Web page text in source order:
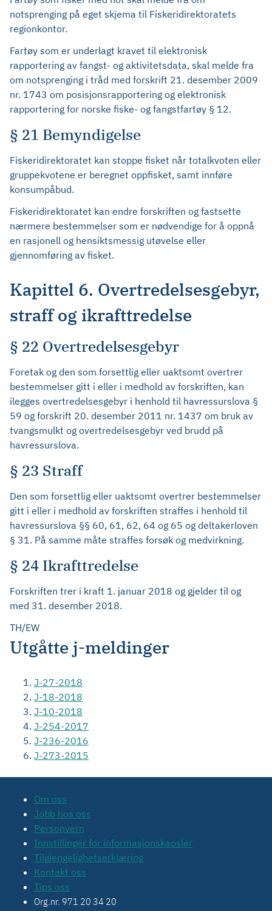
notsprenging på eget skjema til Fiskeridirektoratets
regionkontor.
Fartøy som er underlagt kravet til elektronisk
rapportering av fangst- og aktivitetsdata, skal melde fra
om notsprenging i tråd med forskrift 21. desember 2009
nr. 1743 om posisjonsrapportering og elektronisk
rapportering for norske fiske- og fangstfartøy § 12.
§ 21 Bemyndigelse
Fiskeridirektoratet kan stoppe fisket når totalkvoten eller
gruppekvotene er beregnet oppfisket, samt innføre
konsumpåbud.
Fiskeridirektoratet kan endre forskriften og fastsette
nærmere bestemmelser som er nødvendige for å oppnå
en rasjonell og hensiktsmessig utøvelse eller
gjennomføring av fisket.
Kapittel 6. Overtredelsesgebyr,
straff og ikrafttredelse
§ 22 Overtredelsesgebyr
Foretak og den som forsettlig eller uaktsomt overtrer
bestemmelser gitt i eller i medhold av forskriften, kan
ilegges overtredelsesgebyr i henhold til havressurslova §
59 og forskrift 20. desember 2011 nr. 1437 om bruk av
tvangsmulkt og overtredelsesgebyr ved brudd på
havressurslova.
§ 23 Straff
Den som forsettlig eller uaktsomt overtrer bestemmelser
gitt i eller i medhold av forskriften straffes i henhold til
havressurslova §§ 60, 61, 62, 64 og 65 og deltakerloven
§ 31. På samme måte straffes forsøk og medvirkning.
§ 24 Ikrafttredelse
Forskriften trer i kraft 1. januar 2018 og gjelder til og
med 31. desember 2018.
TH/EW
Utgåtte j-meldinger
J-27-2018
J-18-2018
J-10-2018
J-254-2017
J-236-2016
J-273-2015
Om oss
Jobb hos oss
Personvern
Innstillinger for informasjonskapsler
Tilgjengelighetserklæring
Kontakt oss
Tips oss
Org.nr. 971 20 34 20